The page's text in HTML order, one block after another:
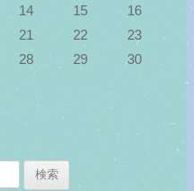
14 15
16
21 22
23
28 29
30